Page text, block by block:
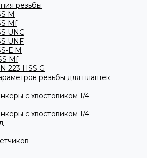
резьбы
M
Mf
UNC
UNF
Е M
Mf
223 HSS G
резьбы для плашек
с хвостовиком 1/4;
с хвостовиком 1/4;